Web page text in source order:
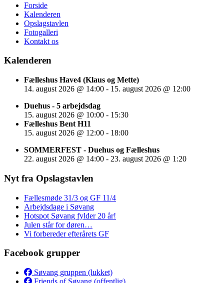
Forside
Kalenderen
Opslagstavlen
Fotogalleri
Kontakt os
Kalenderen
Fælleshus Have4 (Klaus og Mette)
14. august 2026 @ 14:00 - 15. august 2026 @ 12:00
Duehus - 5 arbejdsdag
15. august 2026 @ 10:00 - 15:30
Fælleshus Bent H11
15. august 2026 @ 12:00 - 18:00
SOMMERFEST - Duehus og Fælleshus
22. august 2026 @ 14:00 - 23. august 2026 @ 1:20
Nyt fra Opslagstavlen
Fællesmøde 31/3 og GF 11/4
Arbejdsdage i Søvang
Hotspot Søvang fylder 20 år!
Julen står for døren…
Vi forbereder efterårets GF
Facebook grupper
Søvang gruppen (lukket)
Friends of Søvang (offentlig)